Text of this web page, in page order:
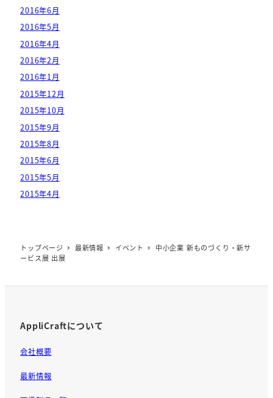
2016年6月
2016年5月
2016年4月
2016年2月
2016年1月
2015年12月
2015年10月
2015年9月
2015年8月
2015年6月
2015年5月
2015年4月
トップページ 最新情報 イベント
中小企業 新ものづくり・新サ
ービス展 出展
AppliCraftについて
会社概要
最新情報